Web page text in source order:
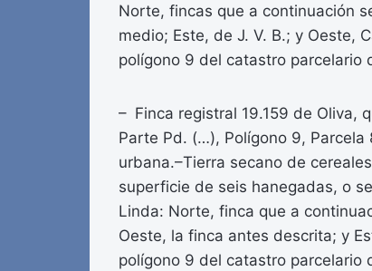
Norte, fincas que a continuación
medio; Este, de J. V. B.; y Oeste,
polígono 9 del catastro parcelario
– Finca registral 19.159 de Oliva,
Parte Pd. (…), Polígono 9,
urbana.–Tierra secano de
superficie de seis hanegadas, o
Linda: Norte, finca que a
Oeste, la finca antes descrita; y
polígono 9 del catastro parcelario